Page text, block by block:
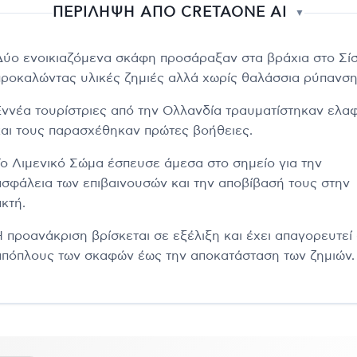
ΠΕΡΙΛΗΨΗ ΑΠΟ CRETAONE AI ▼
ενοικιαζόμενα σκάφη προσάραξαν στα βράχια στο
υλικές ζημιές αλλά χωρίς θαλάσσια
τουρίστριες από την Ολλανδία τραυματίστηκαν
τους παρασχέθηκαν πρώτες βοήθειες.
Λιμενικό Σώμα έσπευσε άμεσα στο σημείο για την
των επιβαινουσών και την αποβίβασή τους στην
προανάκριση βρίσκεται σε εξέλιξη και έχει απαγορευτεί
των σκαφών έως την αποκατάσταση των ζημιών.